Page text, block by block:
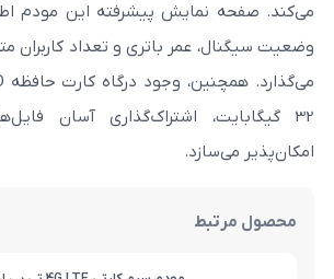
پیشرفته این مودم اطلاعات مفیدی مانند
باتری و تعداد کاربران متصل را در اختیار شما
می‌گذارد. همچنین، وجود درگاه کارت حافظه Micro SD تا ظرفیت
اشتراک‌گذاری آسان فایل‌های چندرسانه‌ای را